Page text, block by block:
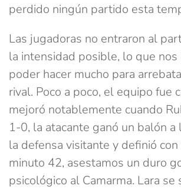
perdido ningún partido esta
Las jugadoras no entraron al
la intensidad posible, lo que nos
poder hacer mucho para
rival. Poco a poco, el equipo fue
mejoró notablemente cuando
1-0, la atacante ganó un balón a
la defensa visitante y definió
minuto 42, asestamos un duro
psicológico al Camarma. Lara se